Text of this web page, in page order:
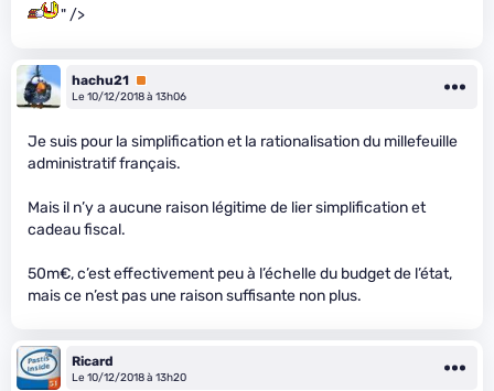
" />
hachu21 Premium
Le 10/12/2018 à 13h06
Je suis pour la simplification et la rationalisation du millefeuille
administratif français.
Mais il n’y a aucune raison légitime de lier simplification et
cadeau fiscal.
50m€, c’est effectivement peu à l’échelle du budget de l’état,
mais ce n’est pas une raison suffisante non plus.
Ricard
Le 10/12/2018 à 13h20